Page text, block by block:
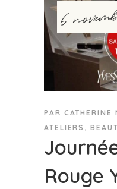
6
PAR CATHERINE
ATELIERS ,
Rouge